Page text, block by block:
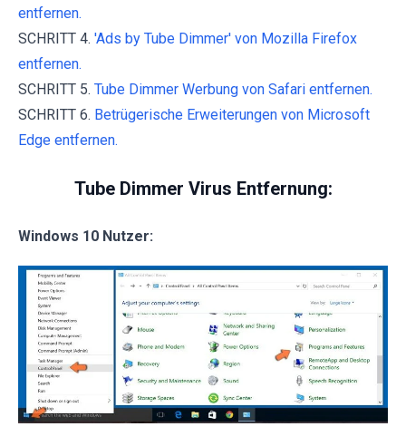
entfernen.
SCHRITT 4. 'Ads by Tube Dimmer' von Mozilla Firefox
entfernen.
SCHRITT 5. Tube Dimmer Werbung von Safari entfernen.
SCHRITT 6. Betrügerische Erweiterungen von Microsoft
Edge entfernen.
Tube Dimmer Virus Entfernung:
Windows 10 Nutzer: